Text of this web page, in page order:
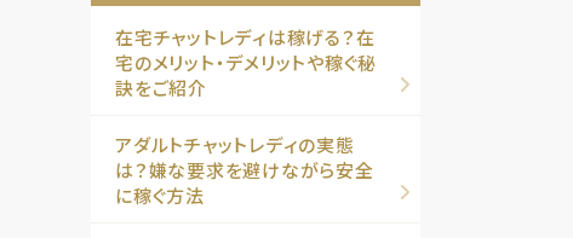
在宅チャットレディは稼げる？在
宅のメリット・デメリットや稼ぐ秘
訣をご紹介
アダルトチャットレディの実態
は？嫌な要求を避けながら安全
に稼ぐ方法